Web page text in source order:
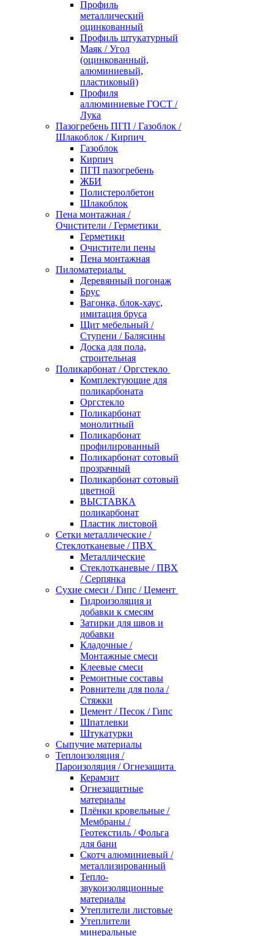
Профиль
металлический
оцинкованный
Профиль штукатурный
Маяк / Угол
(оцинкованный,
алюминиевый,
пластиковый)
Профиля
аллюминиевые ГОСТ /
Лука
Пазогребень ПГП / Газоблок /
Шлакоблок / Кирпич
Газоблок
Кирпич
ПГП пазогребень
ЖБИ
Полистеролбетон
Шлакоблок
Пена монтажная /
Очистители / Герметики
Герметики
Очистители пены
Пена монтажная
Пиломатериалы
Деревянный погонаж
Брус
Вагонка, блок-хаус,
имитация бруса
Щит мебельный /
Ступени / Балясины
Доска для пола,
строительная
Поликарбонат / Оргстекло
Комплектующие для
поликарбоната
Оргстекло
Поликарбонат
монолитный
Поликарбонат
профилированный
Поликарбонат сотовый
прозрачный
Поликарбонат сотовый
цветной
ВЫСТАВКА
поликарбонат
Пластик листовой
Сетки металлические /
Стеклотканевые / ПВХ
Металлические
Стеклотканевые / ПВХ
/ Серпянка
Сухие смеси / Гипс / Цемент
Гидроизоляция и
добавки к смесям
Затирки для швов и
добавки
Кладочные /
Монтажные смеси
Клеевые смеси
Ремонтные составы
Ровнители для пола /
Стяжки
Цемент / Песок / Гипс
Шпатлевки
Штукатурки
Сыпучие материалы
Теплоизоляция /
Пароизоляция / Огнезащита
Керамзит
Огнезащитные
материалы
Плёнки кровельные /
Мембраны /
Геотекстиль / Фольга
для бани
Скотч алюминиевый /
металлизированный
Тепло-
звукоизоляционные
материалы
Утеплители листовые
Утеплители
минеральные